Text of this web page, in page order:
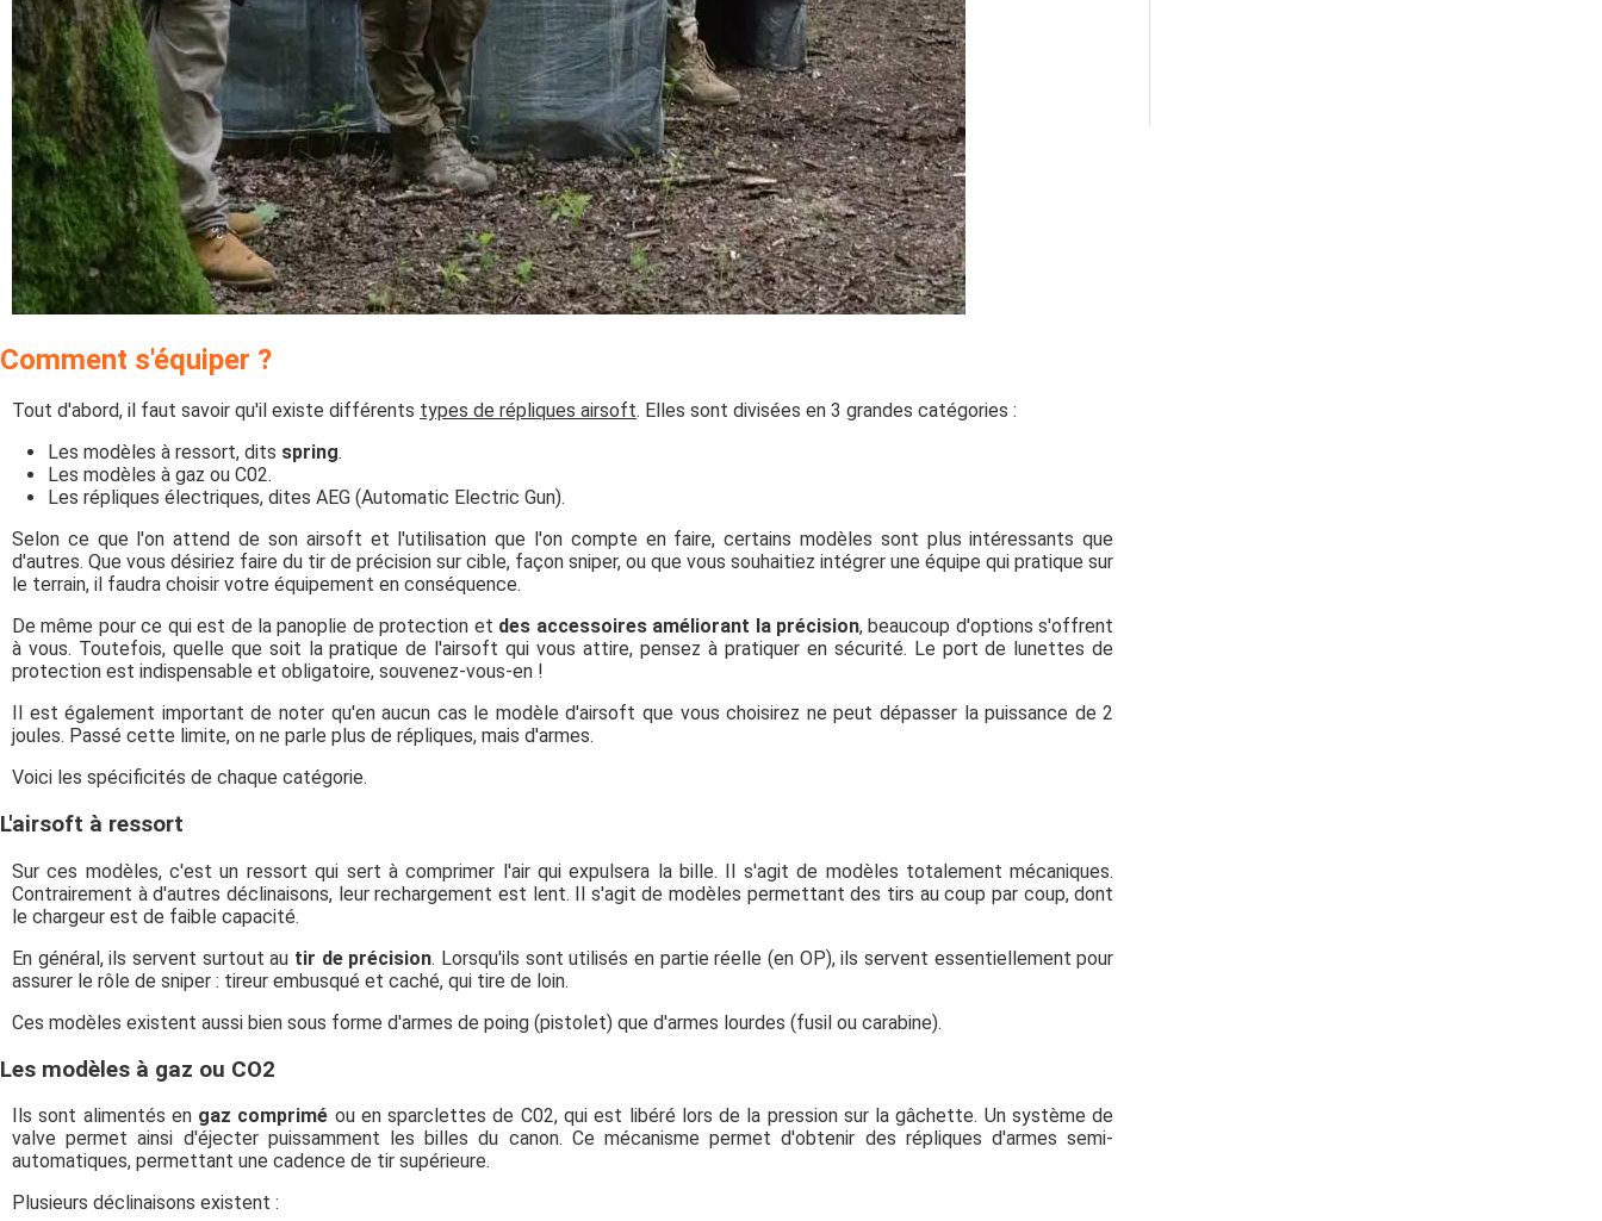
Comment s'équiper ?
Tout d'abord, il faut savoir qu'il existe différents types de répliques airsoft. Elles sont divisées en 3 grandes catégories :
Les modèles à ressort, dits spring.
Les modèles à gaz ou C02.
Les répliques électriques, dites AEG (Automatic Electric Gun).
Selon ce que l'on attend de son airsoft et l'utilisation que l'on compte en faire, certains modèles sont plus intéressants que
d'autres. Que vous désiriez faire du tir de précision sur cible, façon sniper, ou que vous souhaitiez intégrer une équipe qui pratique sur
le terrain, il faudra choisir votre équipement en conséquence.
De même pour ce qui est de la panoplie de protection et des accessoires améliorant la précision, beaucoup d'options s'offrent
à vous. Toutefois, quelle que soit la pratique de l'airsoft qui vous attire, pensez à pratiquer en sécurité. Le port de lunettes de
protection est indispensable et obligatoire, souvenez-vous-en !
Il est également important de noter qu'en aucun cas le modèle d'airsoft que vous choisirez ne peut dépasser la puissance de 2
joules. Passé cette limite, on ne parle plus de répliques, mais d'armes.
Voici les spécificités de chaque catégorie.
L'airsoft à ressort
Sur ces modèles, c'est un ressort qui sert à comprimer l'air qui expulsera la bille. Il s'agit de modèles totalement mécaniques.
Contrairement à d'autres déclinaisons, leur rechargement est lent. Il s'agit de modèles permettant des tirs au coup par coup, dont
le chargeur est de faible capacité.
En général, ils servent surtout au tir de précision. Lorsqu'ils sont utilisés en partie réelle (en OP), ils servent essentiellement pour
assurer le rôle de sniper : tireur embusqué et caché, qui tire de loin.
Ces modèles existent aussi bien sous forme d'armes de poing (pistolet) que d'armes lourdes (fusil ou carabine).
Les modèles à gaz ou CO2
Ils sont alimentés en gaz comprimé ou en sparclettes de C02, qui est libéré lors de la pression sur la gâchette. Un système de
valve permet ainsi d'éjecter puissamment les billes du canon. Ce mécanisme permet d'obtenir des répliques d'armes semi-
automatiques, permettant une cadence de tir supérieure.
Plusieurs déclinaisons existent :